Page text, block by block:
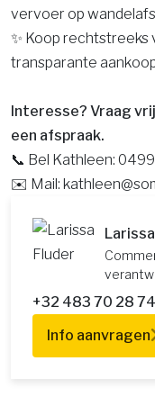
vervoer op
✨ Koop
transparante
Interesse? Vraag
een afspraak.
📞 Bel Kathleen:
✉️ Mail:
+32 483 70 28 74
Info aanvragen